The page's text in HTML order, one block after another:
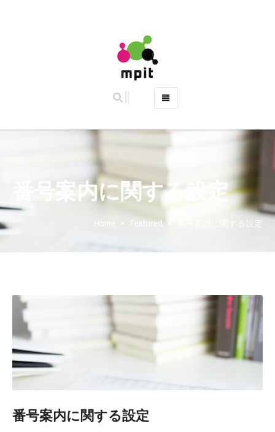
ご利用料金 (2019年10月より料金改定)
番号案内に関する設定
Home Featured 番号案内に関する設定
番号案内に関する設定